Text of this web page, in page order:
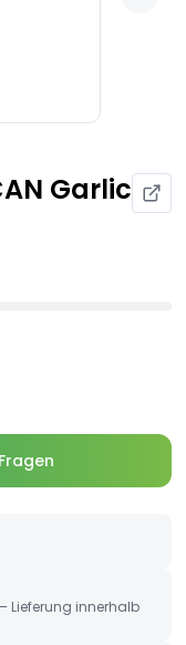
Garlic
Lieferung innerhalb